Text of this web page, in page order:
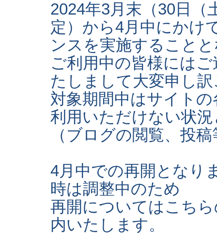
2024年3月末（30日（
定）から4月中にかけ
ンスを実施すること
ご利用中の皆様には
たしまして大変申し
対象期間中はサイト
利用いただけない状
（ブログの閲覧、投
4月中での再開となり
時は調整中のため
再開についてはこち
内いたします。